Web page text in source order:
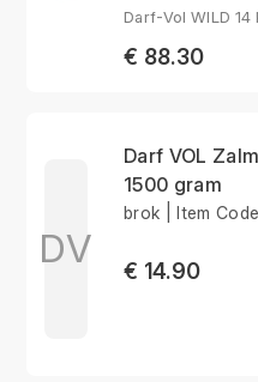
Darf-Vol WILD 14
€ 88.30
DV
Darf VOL
1500 gram
brok | Item
€ 14.90